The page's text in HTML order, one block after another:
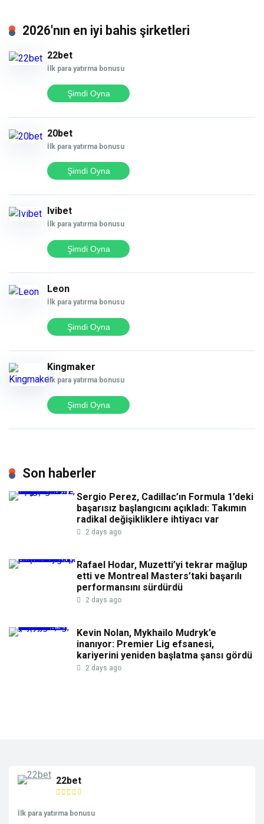
2026'nın en iyi bahis şirketleri
22bet
İlk para yatırma bonusu
Şimdi Oyna
20bet
İlk para yatırma bonusu
Şimdi Oyna
Ivibet
İlk para yatırma bonusu
Şimdi Oyna
Leon
İlk para yatırma bonusu
Şimdi Oyna
Kingmaker
İlk para yatırma bonusu
Şimdi Oyna
Son haberler
Sergio Perez, Cadillac’ın Formula 1’deki
başarısız başlangıcını açıkladı: Takımın
radikal değişikliklere ihtiyacı var
2 days ago
Rafael Hodar, Muzetti’yi tekrar mağlup
etti ve Montreal Masters’taki başarılı
performansını sürdürdü
2 days ago
Kevin Nolan, Mykhailo Mudryk’e
inanıyor: Premier Lig efsanesi,
kariyerini yeniden başlatma şansı gördü
2 days ago
22bet
İlk para yatırma bonusu